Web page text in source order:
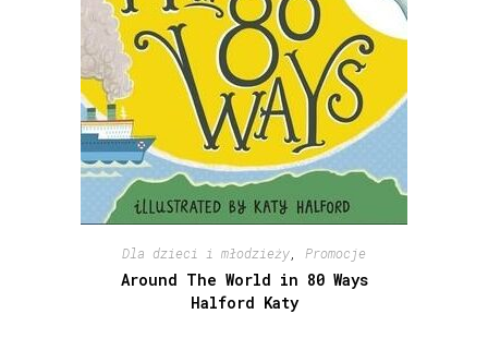
Dla dzieci i młodzieży Promocje
Around The World in 80 Ways
Halford Katy